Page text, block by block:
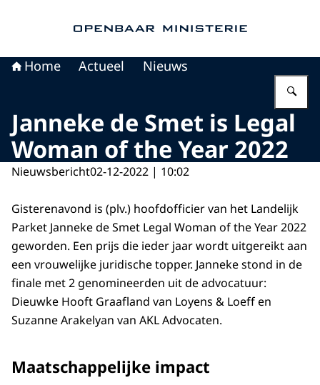
Home Actueel Nieuws
Janneke de Smet is Legal
Woman of the Year 2022
Nieuwsbericht02-12-2022 | 10:02
Gisterenavond is (plv.) hoofdofficier van het Landelijk
Parket Janneke de Smet Legal Woman of the Year 2022
geworden. Een prijs die ieder jaar wordt uitgereikt aan
een vrouwelijke juridische topper. Janneke stond in de
finale met 2 genomineerden uit de advocatuur:
Dieuwke Hooft Graafland van Loyens & Loeff en
Suzanne Arakelyan van AKL Advocaten.
Maatschappelijke impact